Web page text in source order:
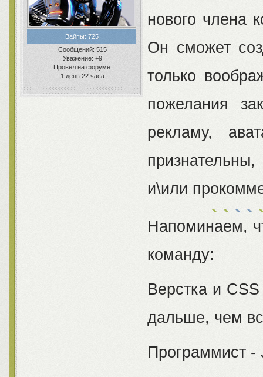
Вайпы:725
Сообщений: 515
Уважение: +9
Провел на форуме:
1 день 22 часа
нового члена
Он сможет
только
пожелания
рекламу,
и\или
Напоминаем,
команду:
Верстка и
дальше, чем
Программист -